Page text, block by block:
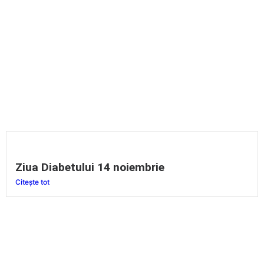
Ziua Diabetului 14 noiembrie
Citește tot